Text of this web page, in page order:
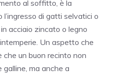
al soffitto, è la
l’ingresso di gatti selvatici o
acciaio zincato o legno
Un aspetto che
un buon recinto non
ma anche a